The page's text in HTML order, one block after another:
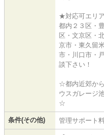
★対応可エリ
都内２３区・
区・文京区・
京市・東久留
市・川口市・
談下さい！
☆都内近郊か
ウスガレージ
☆
条件(その他) 管理サポート